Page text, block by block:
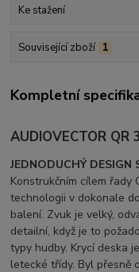
Ke stažení
Související zboží 1
Kompletní
AUDIOVECTOR QR 3
JEDNODUCHÝ DESIGN
Konstrukčním cílem řady
technologii v dokonale
balení. Zvuk je velký,
detailní, když je to
typy hudby. Krycí deska
letecké třídy. Byl přesně